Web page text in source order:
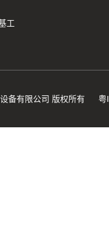
工
备有限公司 版权所有 粤